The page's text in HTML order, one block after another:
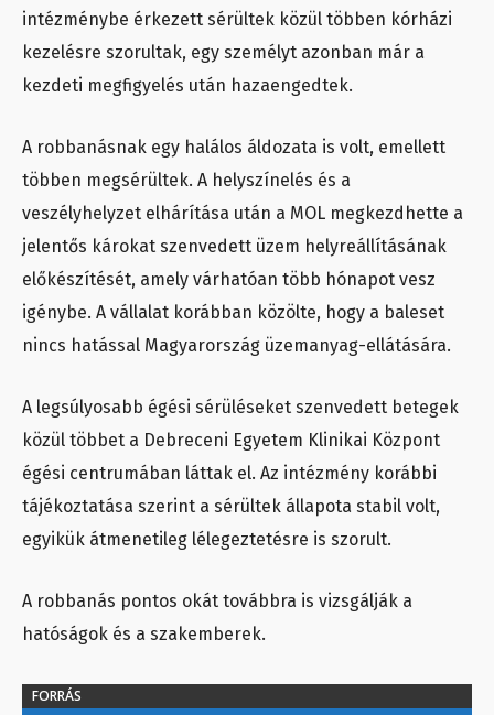
intézménybe érkezett sérültek közül többen kórházi
kezelésre szorultak, egy személyt azonban már a
kezdeti megfigyelés után hazaengedtek.
A robbanásnak egy halálos áldozata is volt, emellett
többen megsérültek. A helyszínelés és a
veszélyhelyzet elhárítása után a MOL megkezdhette a
jelentős károkat szenvedett üzem helyreállításának
előkészítését, amely várhatóan több hónapot vesz
igénybe. A vállalat korábban közölte, hogy a baleset
nincs hatással Magyarország üzemanyag-ellátására.
A legsúlyosabb égési sérüléseket szenvedett betegek
közül többet a Debreceni Egyetem Klinikai Központ
égési centrumában láttak el. Az intézmény korábbi
tájékoztatása szerint a sérültek állapota stabil volt,
egyikük átmenetileg lélegeztetésre is szorult.
A robbanás pontos okát továbbra is vizsgálják a
hatóságok és a szakemberek.
FORRÁS